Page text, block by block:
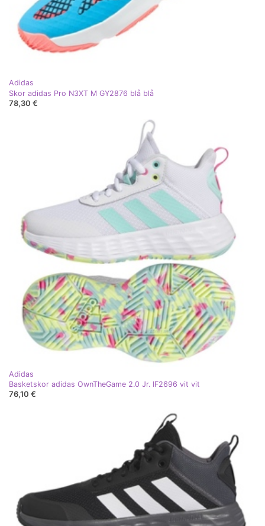
Adidas
Skor adidas Pro N3XT M GY2876 blå blå
78,30 €
Adidas
Basketskor adidas OwnTheGame 2.0 Jr. IF2696 vit vit
76,10 €